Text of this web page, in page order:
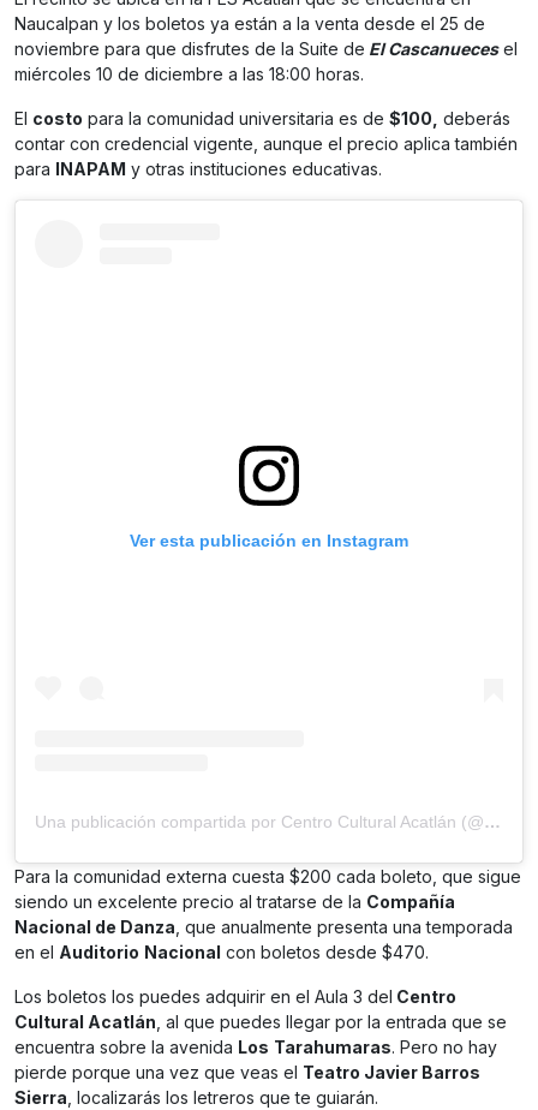
Naucalpan y los boletos ya están a la venta desde el 25 de
noviembre para que disfrutes de la Suite de El Cascanuecesel
miércoles 10 de diciembre a las 18:00 horas.
El costo para la comunidad universitaria es de $100, deberás
contar con credencial vigente, aunque el precio aplica también
para INAPAM y otras instituciones educativas.
Ver esta publicación en Instagram
Una publicación compartida por Centro Cultural Acatlán (@culturalacatlan)
Para la comunidad externa cuesta $200 cada boleto, que sigue
siendo un excelente precio al tratarse de la Compañía
Nacional de Danza , que anualmente presenta una temporada
en el Auditorio Nacional con boletos desde $470.
Los boletos los puedes adquirir en el Aula 3 del Centro
Cultural Acatlán , al que puedes llegar por la entrada que se
encuentra sobre la avenida Los Tarahumaras. Pero no hay
pierde porque una vez que veas el Teatro Javier Barros
Sierra , localizarás los letreros que te guiarán.